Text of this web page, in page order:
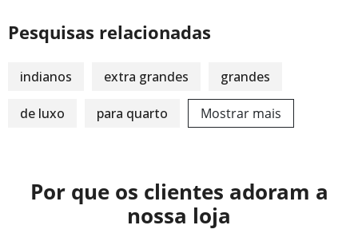
Pesquisas relacionadas
indianos extra grandes grandes
de luxo para quarto Mostrar mais
Por que os clientes adoram a
nossa loja